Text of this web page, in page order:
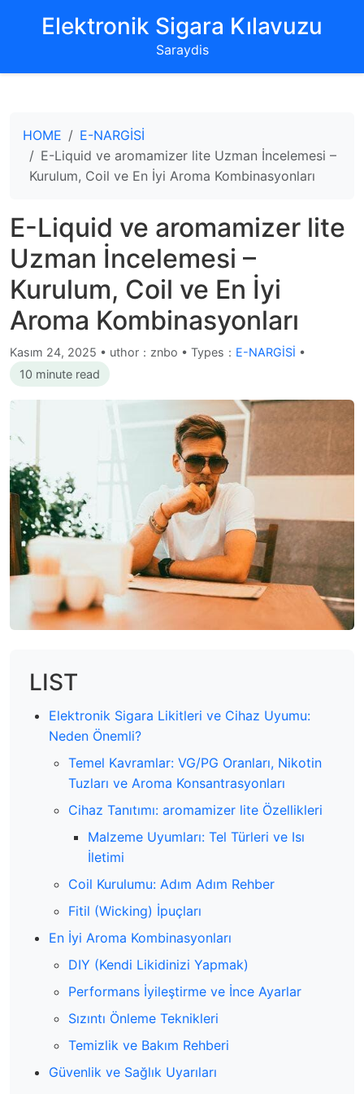
‌Elektronik Sigara Kılavuzu‌
Saraydis
HOME
E-NARGİSİ
E-Liquid ve aromamizer lite Uzman İncelemesi –
Kurulum, Coil ve En İyi Aroma Kombinasyonları
E-Liquid ve aromamizer lite
Uzman İncelemesi –
Kurulum, Coil ve En İyi
Aroma Kombinasyonları
Kasım 24, 2025 • uthor：znbo • Types： E-NARGİSİ •
10 minute read
LIST
Elektronik Sigara Likitleri ve Cihaz Uyumu:
Neden Önemli?
Temel Kavramlar: VG/PG Oranları, Nikotin
Tuzları ve Aroma Konsantrasyonları
Cihaz Tanıtımı: aromamizer lite Özellikleri
Malzeme Uyumları: Tel Türleri ve Isı
İletimi
Coil Kurulumu: Adım Adım Rehber
Fitil (Wicking) İpuçları
En İyi Aroma Kombinasyonları
DIY (Kendi Likidinizi Yapmak)
Performans İyileştirme ve İnce Ayarlar
Sızıntı Önleme Teknikleri
Temizlik ve Bakım Rehberi
Güvenlik ve Sağlık Uyarıları